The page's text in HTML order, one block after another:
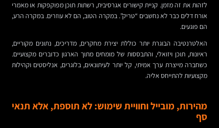
לזהות את זה מזמן. קניית קישורים אגרסיבית, רשתות תוכן מפוקפקות או מאמרי
אורח דלים כבר לא נחשבים “טריק”. במקרה הטוב, הם לא עוזרים. במקרה הרע,
הם פוגעים.
האלטרנטיבה הבוגרת יותר כוללת יצירת מחקרים, מדריכים, נתונים מקוריים,
ראיונות, תוכן ויזואלי, והתבססות של מומחים מתוך הארגון כדוברים מקצועיים.
כשחברה מייצרת ערך אמיתי, קל יותר לעיתונאים, בלוגרים, אנליסטים וקהילות
מקצועיות להתייחס אליה.
מהירות, מובייל וחוויית שימוש: לא תוספת, אלא תנאי
סף